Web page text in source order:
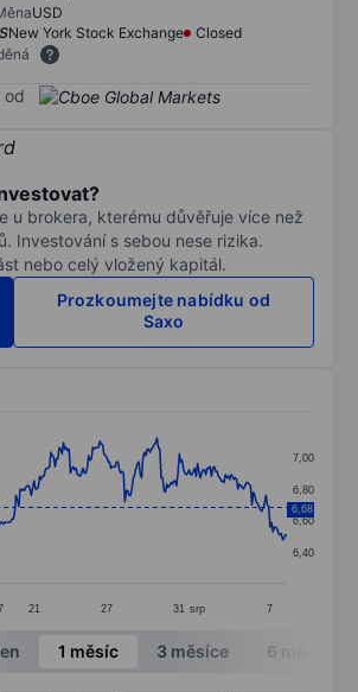
USD
New York Stock Exchange
Closed
od
u brokera, kterému důvěřuje více než
Investování s sebou nese rizika.
nebo celý vložený kapitál.
Prozkoumejte nabídku od
Saxo
299 data points.
X axis displaying categories.
Y axis displaying values. Data ranges
21 27 31 srp 7
6,40
6,60
6,80
7,00
6,68
chart.
1 měsíc 3 měsíce 6 měsíců